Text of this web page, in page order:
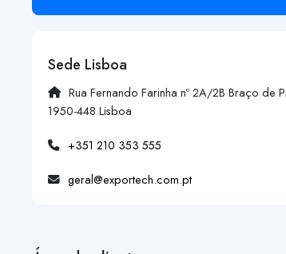
Sede Lisboa
Rua Fernando Farinha nº 2A/2B Braço de
1950-448 Lisboa
+351 210 353 555
geral@exportech.com.pt